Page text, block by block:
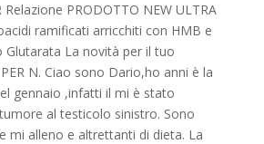
Relazione PRODOTTO NEW ULTRA
ramificati arricchiti con HMB e
Glutarata La novità per il tuo
N. Ciao sono Dario,ho anni è la
gennaio ,infatti il mi è stato
al testicolo sinistro. Sono
mi alleno e altrettanti di dieta. La